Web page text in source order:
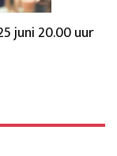
juni 20.00 uur